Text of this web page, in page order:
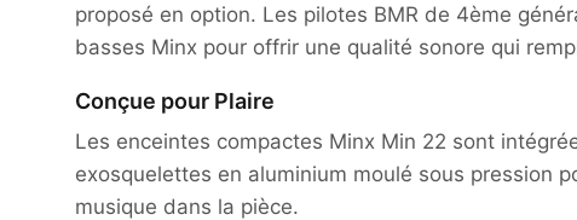
proposé en option. Les pilotes BMR de 4ème
basses Minx pour offrir une qualité sonore qui
Conçue pour Plaire
Les enceintes compactes Minx Min 22 sont
exosquelettes en aluminium moulé sous pression
musique dans la pièce.